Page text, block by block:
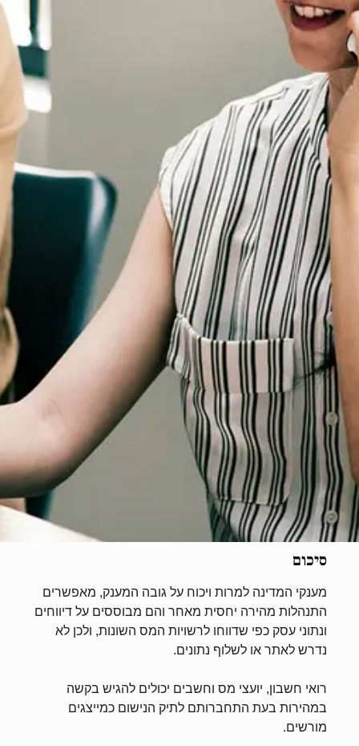
סיכום
מענקי המדינה למרות ויכוח על גובה המענק, מאפשרים
התנהלות מהירה יחסית מאחר והם מבוססים על דיווחים
ונתוני עסק כפי שדווחו לרשויות המס השונות, ולכן לא
נדרש לאתר או לשלוף נתונים.
רואי חשבון, יועצי מס וחשבים יכולים להגיש בקשה
במהירות בעת התחברותם לתיק הנישום כמייצגים
מורשים.